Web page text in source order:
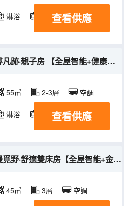
淋浴 電視機 冰箱
查看供應
尋凡跡·親子房 【全屋智能+健康深睡床墊+專屬小世界】
55㎡ 2-3層 空調
淋浴 電視機 冰箱
查看供應
漫覓野·舒適雙床房【全屋智能+金可兒深睡床墊】
45㎡ 3層 空調